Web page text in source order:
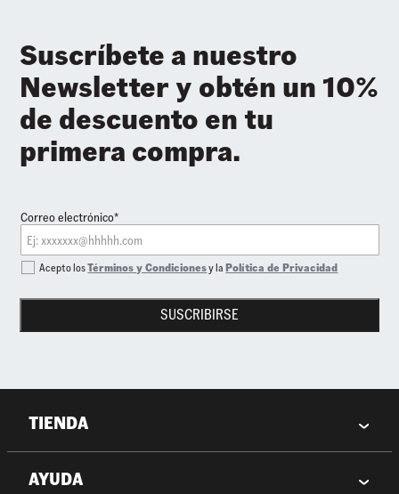
Suscríbete a nuestro
Newsletter y obtén un 10%
de descuento en tu
primera compra.
Correo electrónico*
SUSCRIBIRSE
Acepto losTérminos y Condicionesy laPolítica de Privacidad
TIENDA
AYUDA